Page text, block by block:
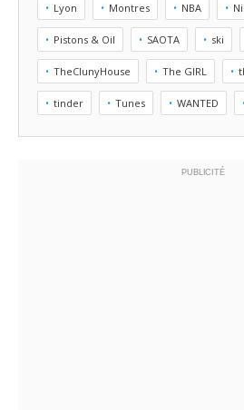
Lyon Montres NBA
Pistons & Oil SAOTA ski
TheClunyHouse The GIRL
tinder Tunes WANTED
PUBLICITÉ